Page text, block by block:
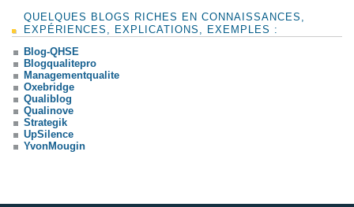
QUELQUES BLOGS RICHES EN CONNAISSANCES,
EXPÉRIENCES, EXPLICATIONS, EXEMPLES :
Blog-QHSE
Blogqualitepro
Managementqualite
Oxebridge
Qualiblog
Qualinove
Strategik
UpSilence
YvonMougin